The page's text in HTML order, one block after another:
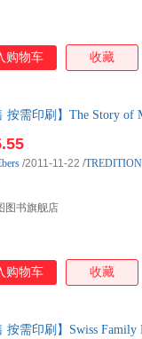
购物车 收藏
按需印刷】The Story of
图书旗舰店
/2011-11-22 /
购物车 收藏
按需印刷】Swiss